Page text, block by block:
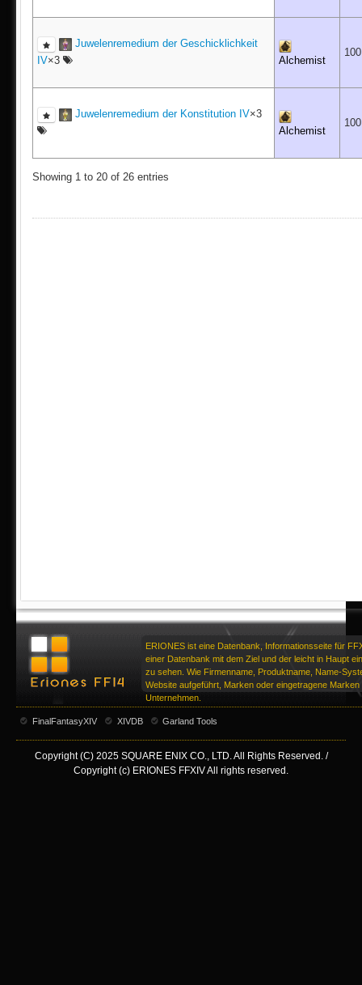
Juwelenremedium der Geschicklichkeit
IV×3 Alchemist
Juwelenremedium der Konstitution IV×3
Alchemist
Showing 1 to 20 of 26 entries
ERIONES ist eine Datenbank, Informationsseite für
einer Datenbank mit dem Ziel und der leicht in Haupt
zu sehen. Wie Firmenname, Produktname, Name-
Website aufgeführt, Marken oder eingetragene Marken
Unternehmen.
FinalFantasyXIV XIVDB Garland Tools
Copyright (C) 2025 SQUARE ENIX CO., LTD. All Rights Reserved. /
Copyright (c) ERIONES FFXIV All rights reserved.